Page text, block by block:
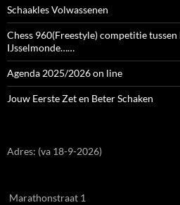
Schaakles Volwassenen
Chess 960(Freestyle) competitie
IJsselmonde……
Agenda 2025/2026 on line
Jouw Eerste Zet en Beter Schaken
Adres: (va 18-9-2026)
Marathonstraat 1